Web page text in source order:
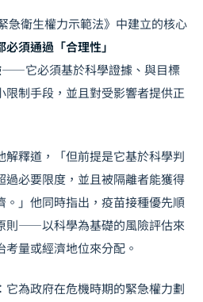
急衛生權力示範法》中建立的核心
須通過「合理性」
——它必須基於科學證據、與目標
限制手段，並且對受影響者提供正
解釋道，「但前提是它基於科學判
過必要限度，並且被隔離者能獲得
。」他同時指出，疫苗接種優先順
則——以科學為基礎的風險評估來
量或經濟地位來分配。
為政府在危機時期的緊急權力劃